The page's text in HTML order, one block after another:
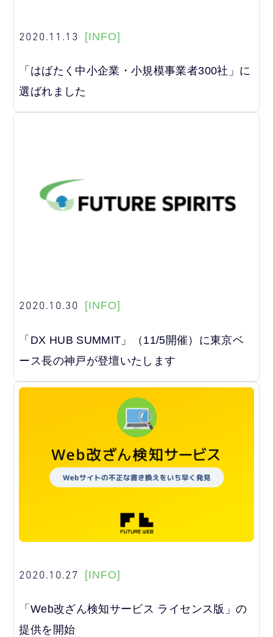
2020.11.13 [INFO]
「はばたく中小企業・小規模事業者300社」に
選ばれました
2020.10.30 [INFO]
「DX HUB SUMMIT」（11/5開催）に東京ベ
ース長の神戸が登壇いたします
2020.10.27 [INFO]
「Web改ざん検知サービス ライセンス版」の
提供を開始